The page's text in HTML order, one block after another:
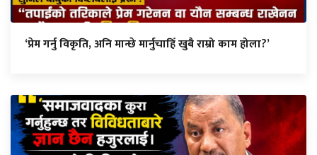
‘प्रेम गर्नु विकृति, अनि मान्छे मार्नुचाहिँ खुबै राम्रो काम होला?’